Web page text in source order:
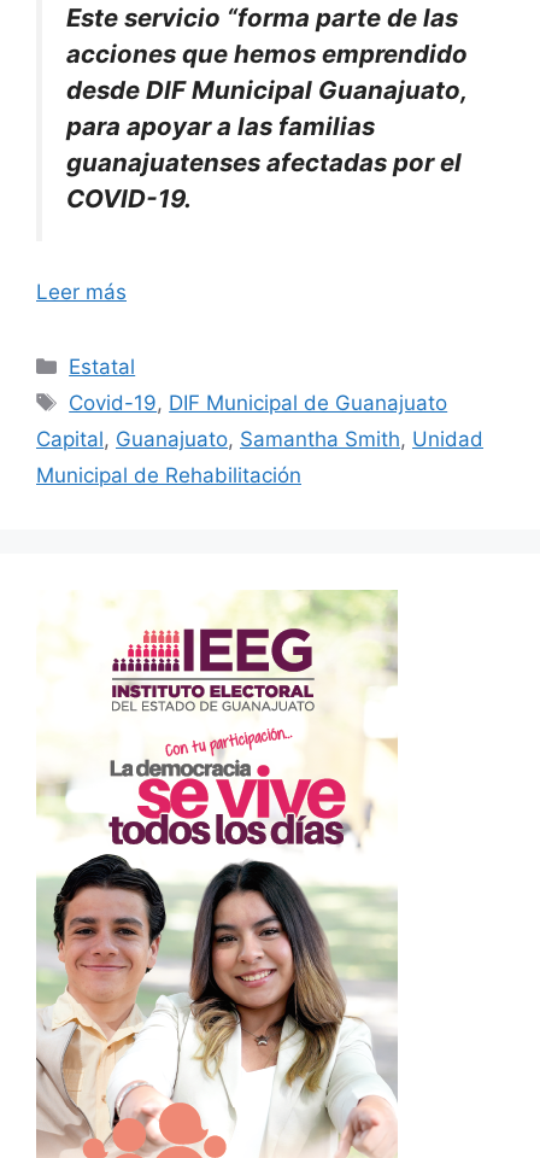
Este servicio “forma parte de las
acciones que hemos emprendido
desde DIF Municipal Guanajuato,
para apoyar a las familias
guanajuatenses afectadas por el
COVID-19.
Leer más
Categorías
Estatal
Etiquetas
Covid-19, DIF Municipal de Guanajuato
Capital, Guanajuato, Samantha Smith, Unidad
Municipal de Rehabilitación